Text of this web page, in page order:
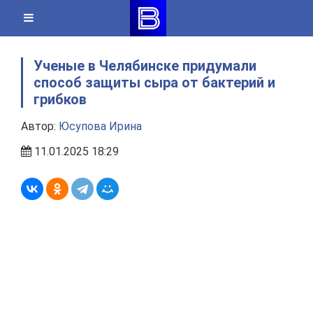
content
Ученые в Челябинске придумали
способ защиты сыра от бактерий и
грибков
Автор: Юсупова Ирина
11.01.2025 18:29